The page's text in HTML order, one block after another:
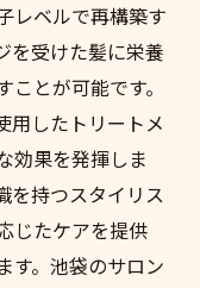
レベルで再構築す
を受けた髪に栄養
とが可能です。
用したトリートメ
効果を発揮しま
を持つスタイリス
じたケアを提供
す。池袋のサロン